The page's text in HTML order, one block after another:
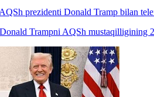
prezidenti Donald Tramp bilan
Trampni AQSh